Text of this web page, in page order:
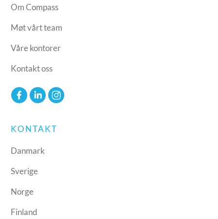
Om Compass
Møt vårt team
Våre kontorer
Kontakt oss
KONTAKT
Danmark
Sverige
Norge
Finland